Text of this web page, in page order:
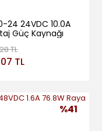
24 24VDC 10.0A
Güç Kaynağı
TL
TL
%41